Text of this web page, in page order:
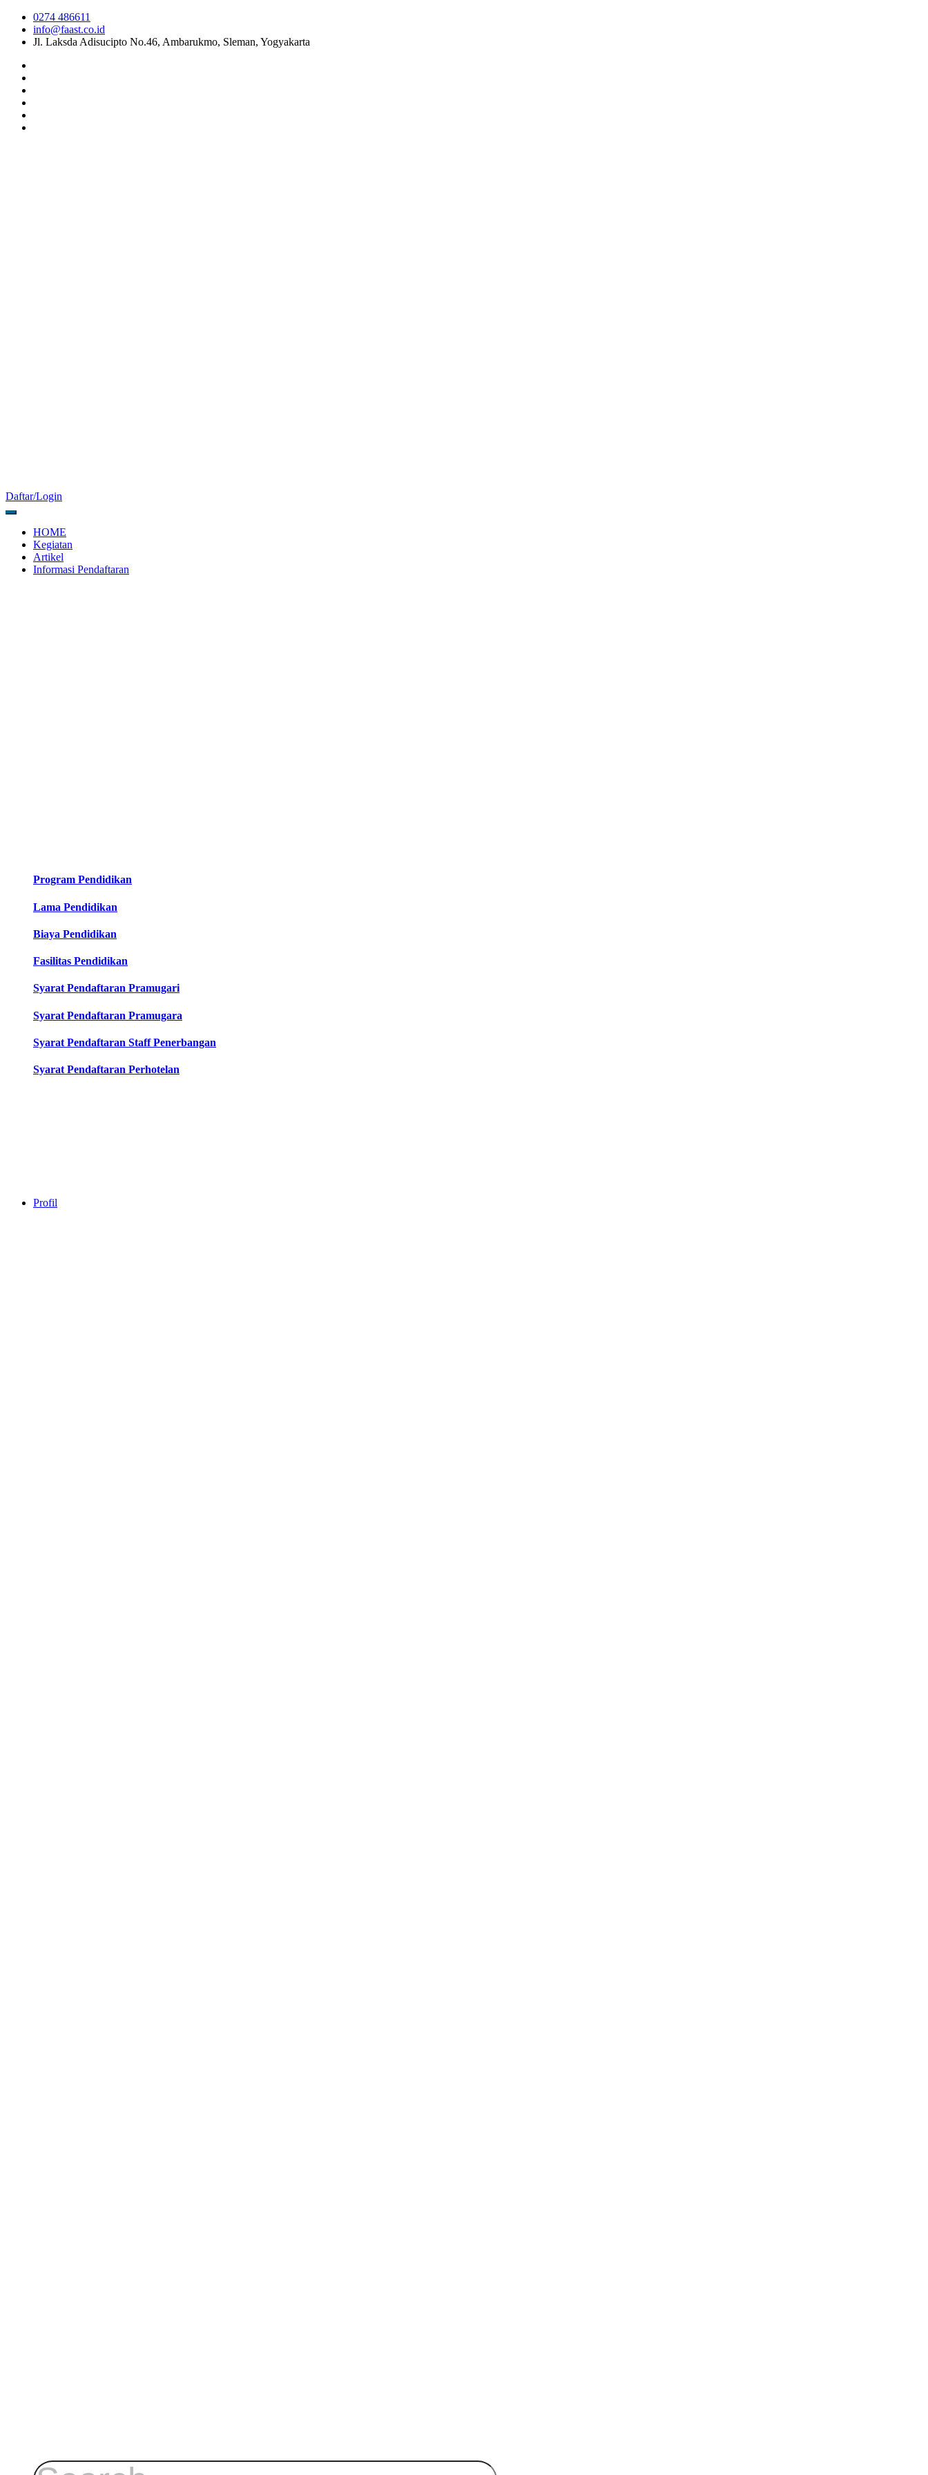
0274 486611
info@faast.co.id
Jl. Laksda Adisucipto No.46, Ambarukmo, Sleman, Yogyakarta
Daftar/Login
HOME
Kegiatan
Artikel
Informasi Pendaftaran
Program Pendidikan
Lama Pendidikan
Biaya Pendidikan
Fasilitas Pendidikan
Syarat Pendaftaran Pramugari
Syarat Pendaftaran Pramugara
Syarat Pendaftaran Staff Penerbangan
Syarat Pendaftaran Perhotelan
Profil